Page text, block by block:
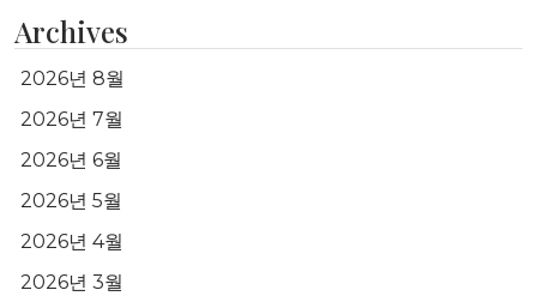
Archives
2026년 8월
2026년 7월
2026년 6월
2026년 5월
2026년 4월
2026년 3월